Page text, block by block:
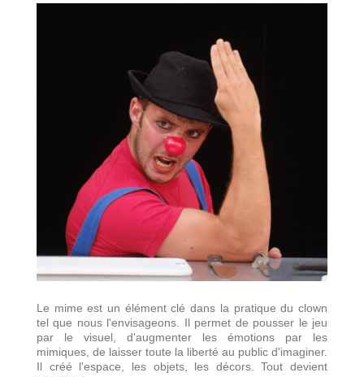
Le mime est un élément clé dans la pratique du clown
tel que nous l'envisageons. Il permet de pousser le jeu
par le visuel, d'augmenter les émotions par les
mimiques, de laisser toute la liberté au public d'imaginer.
Il créé l'espace, les objets, les décors. Tout devient